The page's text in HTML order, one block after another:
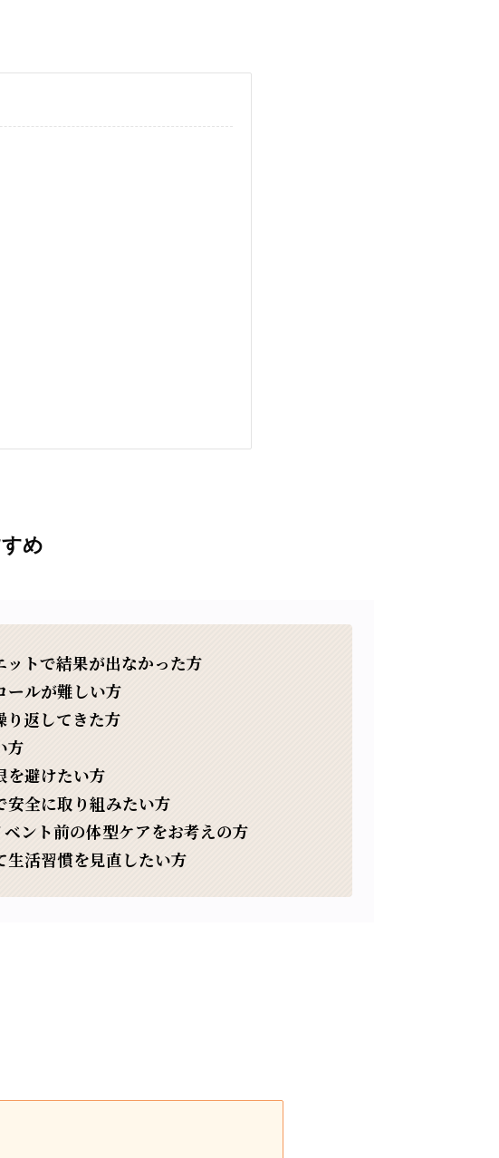
め
ットで結果が出なかった方
ールが難しい方
り返してきた方
方
を避けたい方
安全に取り組みたい方
ベント前の体型ケアをお考えの方
生活習慣を見直したい方